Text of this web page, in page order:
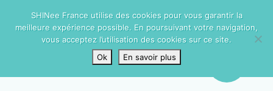
SHINee France utilise des cookies pour vous garantir la
meilleure expérience possible. En poursuivant votre navigation,
vous acceptez l’utilisation des cookies sur ce site.
Ok
En savoir plus